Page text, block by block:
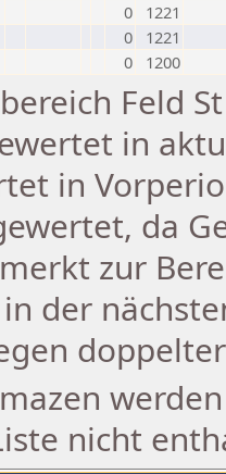
0
1221
0
1221
0 1200
Feld
in
in
da
zur
der
nicht